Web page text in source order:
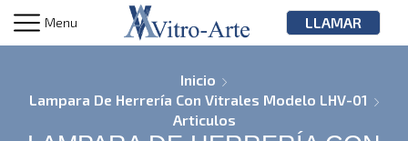
Menu LLAMAR
Inicio
Lampara De Herrería Con Vitrales Modelo LHV-01
Articulos